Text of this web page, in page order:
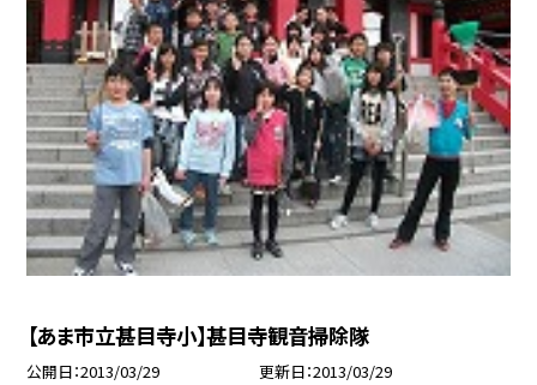
【あま市立甚目寺小】甚目寺観音掃除隊
公開日 2013/03/29 更新日 2013/03/29